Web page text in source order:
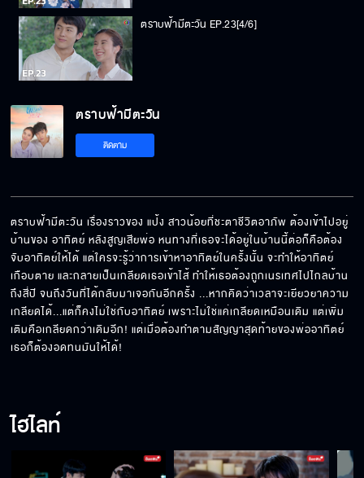
ตราบฟ้ามีตะวัน EP.23[4/6]
ตราบฟ้ามีตะวัน
ติดตาม
ตราบฟ้ามีตะวัน เรื่องราวของ แป้ง สาวน้อยที่ชะตาชีวิตอาภัพ ต้องเข้าไปอยู่
บ้านของ อาทิตย์ หลังสูญเสียพ่อ หนทางที่เธอจะได้อยู่ในบ้านนี้ต่อก็คือต้อง
จับอาทิตย์ให้ได้ แต่ใครจะรู้ว่าการเข้าหาอาทิตย์ในครั้งนั้น จะทำให้อาทิตย์
เกือบตาย และกลายเป็นเกลียดเธอเข้าไส้ ทำให้เธอต้องถูกเนรเทศไปไกลบ้าน
ถึงสี่ปี จนถึงวันที่ได้กลับมาเจอกันอีกครั้ง ...หากคิดว่าเวลาจะเยียวยาความ
เกลียดได้...แต่ก็คงไม่ใช่กับอาทิตย์ เพราะไม่ใช่แค่เกลียดเหมือนเดิม แต่เพิ่ม
เติมคือเกลียดกว่าเดิมอีก! แต่เมื่อต้องทำตามสัญญาสุดท้ายของพ่ออาทิตย์
เธอก็ต้องอดทนมันให้ได้!
ไฮไลท์